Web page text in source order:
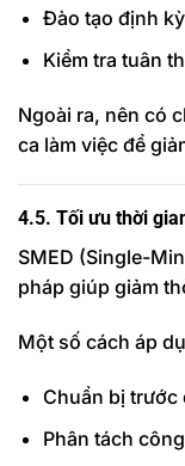
Đào tạo định
Kiểm tra tuân
Ngoài ra, nên có
ca làm việc để
4.5. Tối ưu thời
SMED (Single-
pháp giúp giảm
Một số cách áp
Chuẩn bị trước
Phân tách